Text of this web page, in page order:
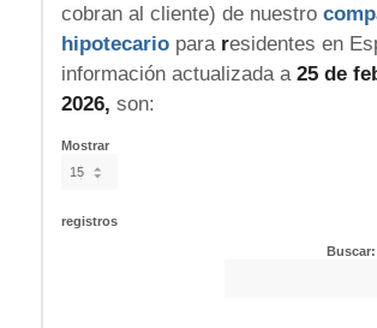
cobran al cliente) de nuestro
hipotecariopara residentes en
información actualizada a25 de
2026, son:
Mostrar
registros
Buscar: